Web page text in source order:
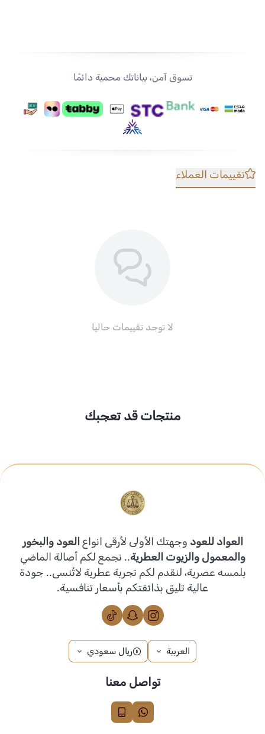
تسوق آمن، بياناتك محمية دائمًا
تقييمات العملاء
لا توجد تقييمات حاليا
منتجات قد تعجبك
العواد للعود وجهتك الأولى لأرقى انواع العود والبخور
والمعمول والزيوت العطرية.. نجمع لكم أصالة الماضي
بلمسه عصرية، لنقدم لكم تجربة عطرية لاتُنسى.. جودة
عالية تليق بذائقتكم بأسعار تنافسية.
العربية ريال سعودي
تواصل معنا